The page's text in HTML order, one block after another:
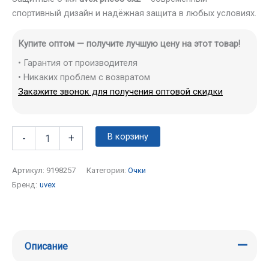
спортивный дизайн и надёжная защита в любых условиях.
Купите оптом — получите лучшую цену на этот товар!
• Гарантия от производителя
• Никаких проблем с возвратом
Закажите звонок для получения оптовой скидки
- + В корзину
Артикул: 9198257 Категория: Очки
Бренд: uvex
Описание